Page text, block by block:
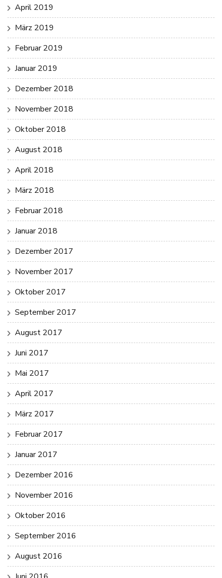
April 2019
März 2019
Februar 2019
Januar 2019
Dezember 2018
November 2018
Oktober 2018
August 2018
April 2018
März 2018
Februar 2018
Januar 2018
Dezember 2017
November 2017
Oktober 2017
September 2017
August 2017
Juni 2017
Mai 2017
April 2017
März 2017
Februar 2017
Januar 2017
Dezember 2016
November 2016
Oktober 2016
September 2016
August 2016